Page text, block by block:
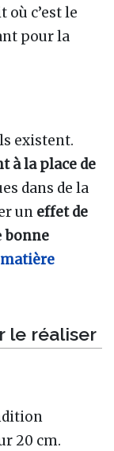
où c’est le
pour la
existent.
à la place de
dans de la
un effet de
bonne
matière
le réaliser
20 cm.